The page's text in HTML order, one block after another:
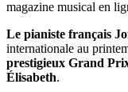
magazine musical en
Le pianiste français
internationale au
prestigieux Grand
Élisabeth.